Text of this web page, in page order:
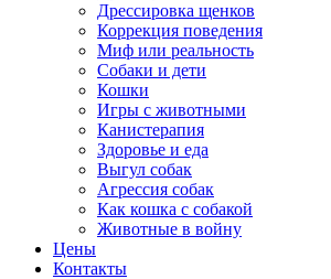
Дрессировка щенков
Коррекция поведения
Миф или реальность
Собаки и дети
Кошки
Игры с животными
Канистерапия
Здоровье и еда
Выгул собак
Агрессия собак
Как кошка с собакой
Животные в войну
Цены
Контакты